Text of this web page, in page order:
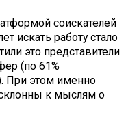
соискателей
искать работу стало
это представители
(по 61%
При этом именно
к мыслям о